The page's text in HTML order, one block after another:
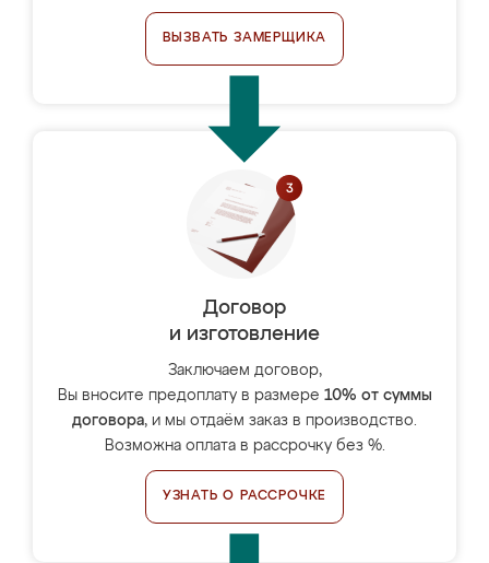
ВЫЗВАТЬ ЗАМЕРЩИКА
Договор
и изготовление
Заключаем договор,
Вы вносите предоплату в размере 10% от суммы
договора, и мы отдаём заказ в производство.
Возможна оплата в рассрочку без %.
УЗНАТЬ О РАССРОЧКЕ